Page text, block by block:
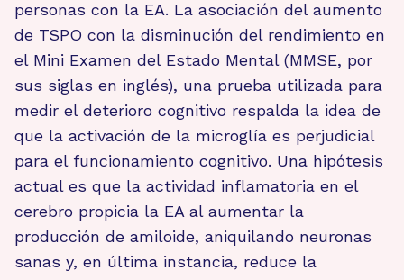
personas con la EA. La asociación del aumento
de TSPO con la disminución del rendimiento en
el Mini Examen del Estado Mental (MMSE, por
sus siglas en inglés), una prueba utilizada para
medir el deterioro cognitivo respalda la idea de
que la activación de la microglía es perjudicial
para el funcionamiento cognitivo. Una hipótesis
actual es que la actividad inflamatoria en el
cerebro propicia la EA al aumentar la
producción de amiloide, aniquilando neuronas
sanas y, en última instancia, reduce la